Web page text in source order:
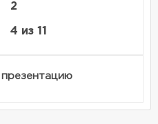
2
4 из 11
презентацию